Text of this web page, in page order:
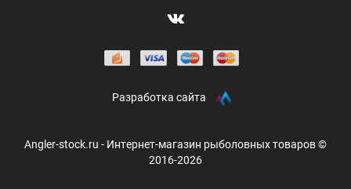
Разработка сайта
Angler-stock.ru - Интернет-магазин рыболовных товаров ©
2016-2026